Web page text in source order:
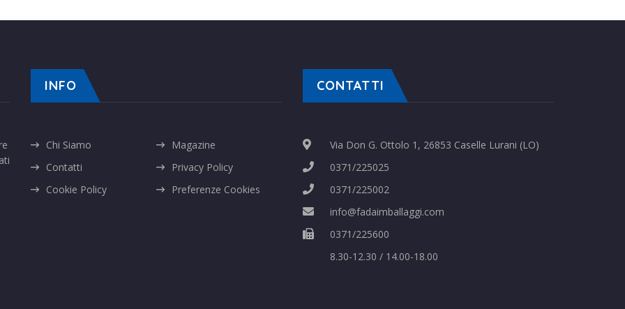
INFO
Chi Siamo
Magazine
Contatti
Privacy Policy
Cookie Policy
Preferenze Cookies
CONTATTI
Via Don G. Ottolo 1, 26853 Caselle Lurani (LO)
0371/225025
0371/225002
info@fadaimballaggi.com
0371/225600
8.30-12.30 / 14.00-18.00